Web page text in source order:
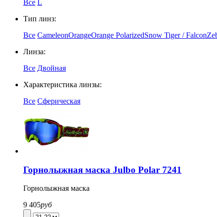
Все
L
Тип линз:
Все CameleonOrangeOrange PolarizedSnow Tiger / Falcon
Линза:
Все Двойная
Характеристика линзы:
Все Сферическая
Горнолыжная маска Julbo Polar 7241
Горнолыжная маска
9 405руб